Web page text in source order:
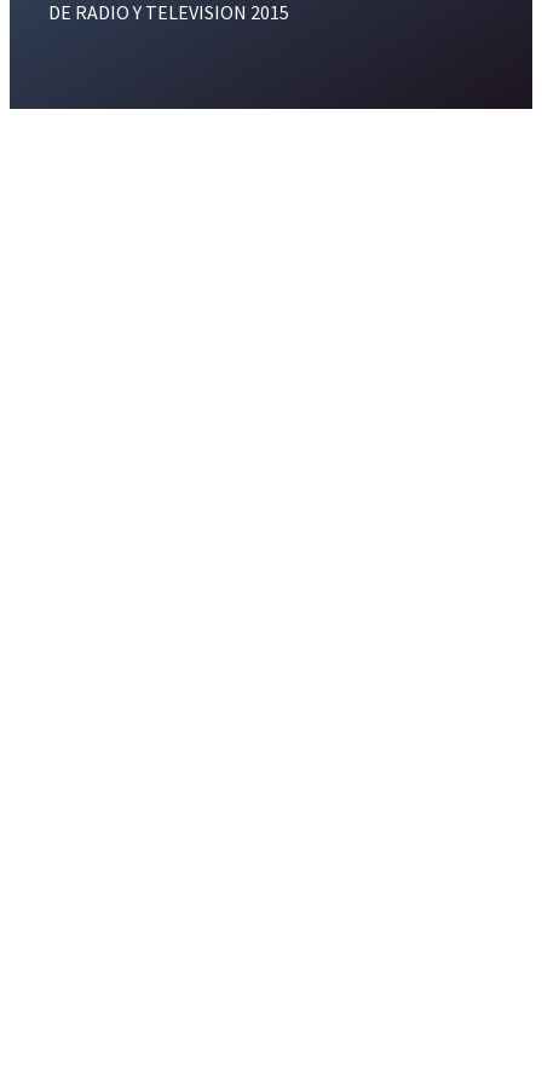
DE RADIO Y TELEVISION 2015